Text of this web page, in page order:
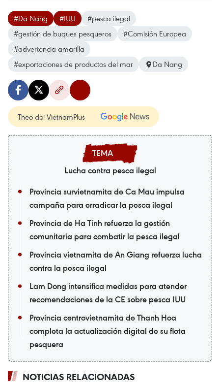
#Da Nang #IUU
#pesca ilegal
#gestión de buques pesqueros
#Comisión Europea
#advertencia amarilla
#exportaciones de productos del mar
Da Nang
Theo dõi VietnamPlus
Lucha contra pesca ilegal
Provincia survietnamita de Ca Mau impulsa
campaña para erradicar la pesca ilegal
Provincia de Ha Tinh refuerza la gestión
comunitaria para combatir la pesca ilegal
Provincia vietnamita de An Giang refuerza lucha
contra la pesca ilegal
Lam Dong intensifica medidas para atender
recomendaciones de la CE sobre pesca IUU
Provincia centrovietnamita de Thanh Hoa
completa la actualización digital de su flota
pesquera
NOTICIAS RELACIONADAS